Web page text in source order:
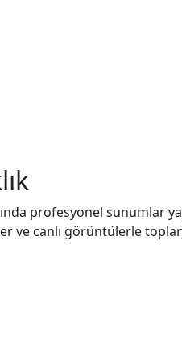
profesyonel sunumlar
ve canlı görüntülerle